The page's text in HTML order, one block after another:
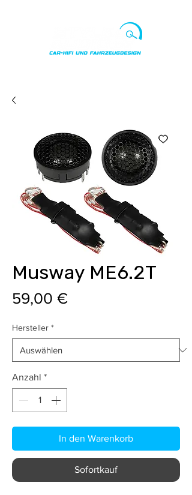
Musway ME6.2T
59,00 €Preis
Hersteller *
Anzahl *
In den Warenkorb
Sofortkauf